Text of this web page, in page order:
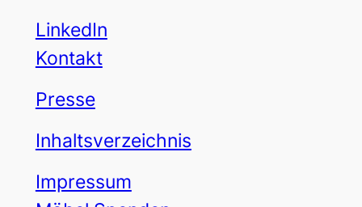
LinkedIn
Kontakt
Presse
Inhaltsverzeichnis
Impressum